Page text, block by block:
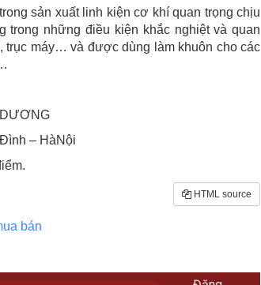
sản xuất linh kiện cơ khí quan trọng chịu
trong những điều kiện khắc nghiệt và quan
trục máy… và được dùng làm khuôn cho các
– HàNội
HTML source
bán